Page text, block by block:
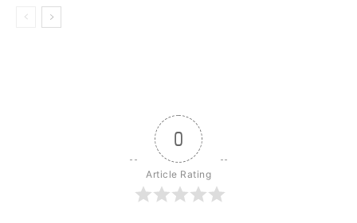
0
Article Rating